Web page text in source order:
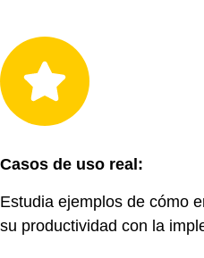
Casos de uso real:
Estudia ejemplos de cómo
su productividad con la